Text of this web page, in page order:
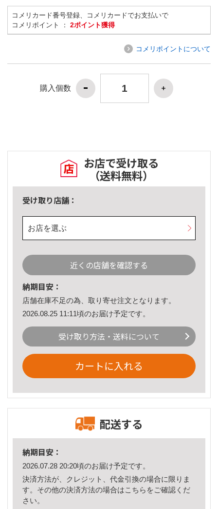
コメリカード番号登録、コメリカードでお支払いで
コメリポイント ： 2ポイント獲得
コメリポイントについて
購入個数
お店で受け取る
（送料無料）
受け取り店舗：
お店を選ぶ
近くの店舗を確認する
納期目安：
店舗在庫不足の為、取り寄せ注文となります。
2026.08.25 11:11頃のお届け予定です。
受け取り方法・送料について
カートに入れる
配送する
納期目安：
2026.07.28 20:20頃のお届け予定です。
決済方法が、クレジット、代金引換の場合に限りま
す。その他の決済方法の場合はこちら をご確認くだ
さい。